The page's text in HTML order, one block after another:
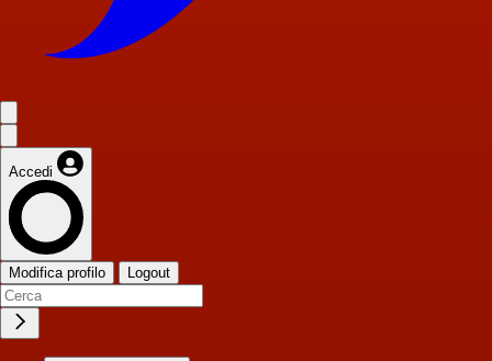
Accedi
Modifica profilo Logout